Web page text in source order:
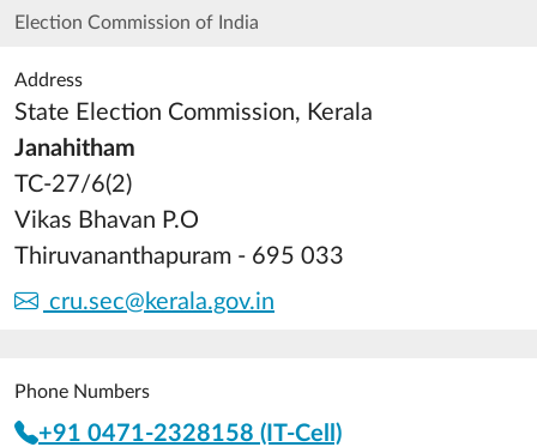
Election Commission of India
Address
State Election Commission, Kerala
Janahitham
TC-27/6(2)
Vikas Bhavan P.O
Thiruvananthapuram - 695 033
cru.sec@kerala.gov.in
Phone Numbers
+91 0471-2328158 (IT-Cell)